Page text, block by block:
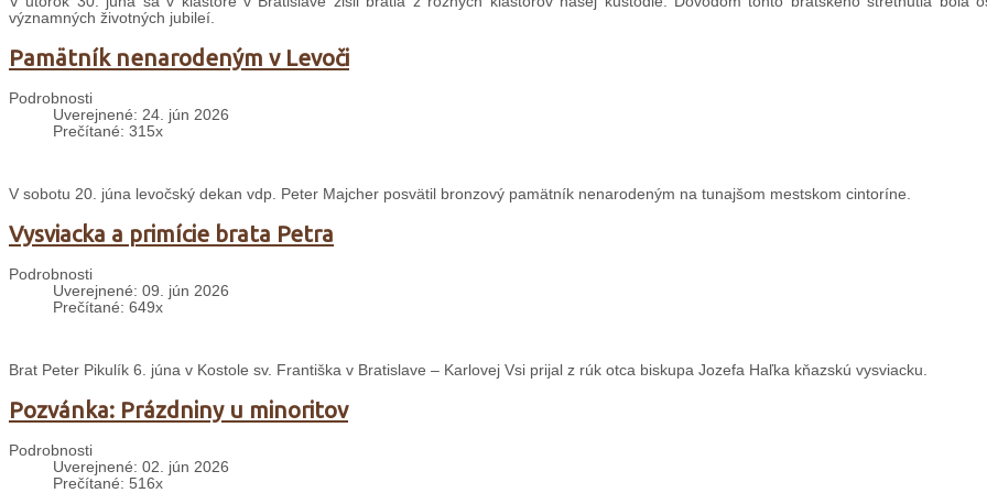
významných životných jubileí.
Pamätník nenarodeným v Levoči
Podrobnosti
Uverejnené: 24. jún 2026
Prečítané: 315x
V sobotu 20. júna levočský dekan vdp. Peter Majcher posvätil bronzový pamätník nenarodeným na tunajšom mestskom cintoríne.
Vysviacka a primície brata Petra
Podrobnosti
Uverejnené: 09. jún 2026
Prečítané: 649x
Brat Peter Pikulík 6. júna v Kostole sv. Františka v Bratislave – Karlovej Vsi prijal z rúk otca biskupa Jozefa Haľka kňazskú vysviacku.
Pozvánka: Prázdniny u minoritov
Podrobnosti
Uverejnené: 02. jún 2026
Prečítané: 516x